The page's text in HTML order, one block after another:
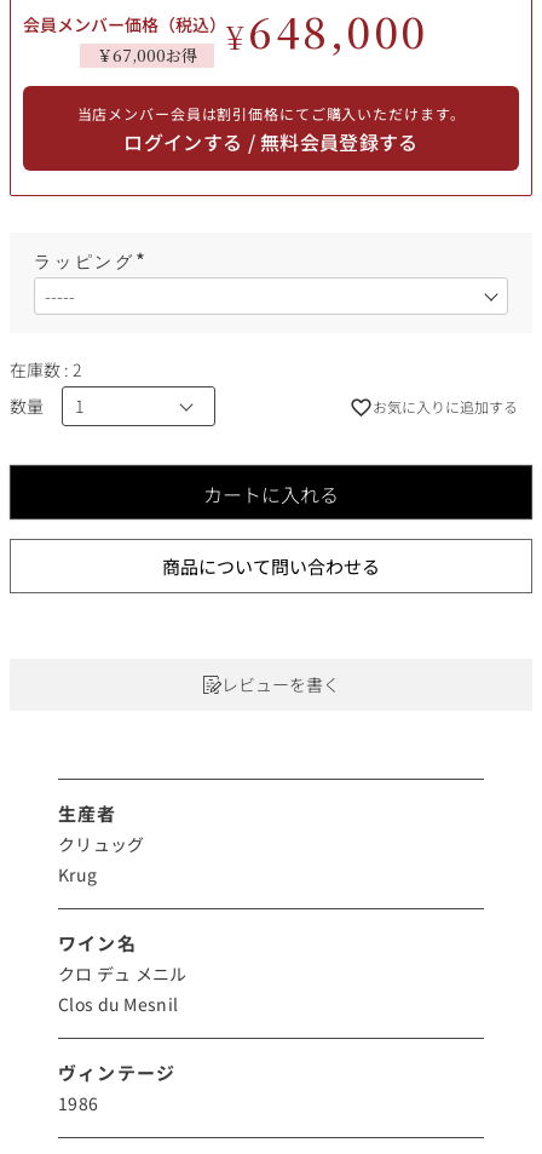
オーパス・ワン
スクリーミング・
イーグル
会員メンバー価格（税込）
￥67,000お得 ¥648,000
当店メンバー会員は割引価格にてご購入いただけます。
ログインする / 無料会員登録する
ラッピング
(
須
在庫数 2
お気に入りに追加する
数量
カートに入れる
商品について問い合わせる
レビューを書く
生産者
クリュッグ
Krug
ワイン名
クロ デュ メニル
Clos du Mesnil
ヴィンテージ
1986